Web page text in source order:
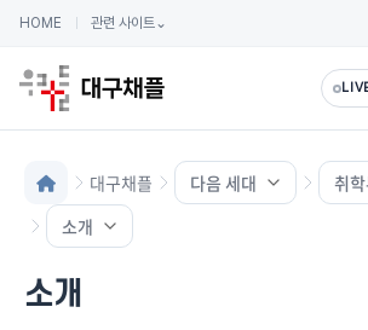
HOME 관련 사이트⌄
대구채플 다음 세대
취
소개
소개